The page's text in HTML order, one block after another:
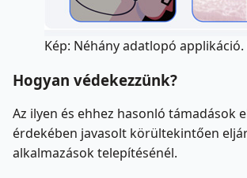
Kép: Néhány adatlopó applikáció.
Hogyan védekezzünk?
Az ilyen és ehhez hasonló támadások
érdekében javasolt körültekintően
alkalmazások telepítésénél.